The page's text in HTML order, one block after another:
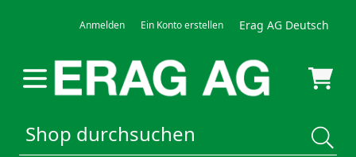
Anmelden Ein Konto erstellen Erag AG Deutsch